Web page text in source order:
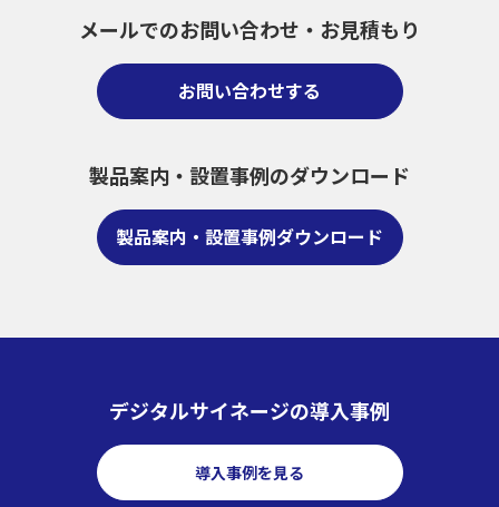
メールでのお問い合わせ・ お見積もり
お問い合わせする
製品案内・設置事例のダウンロード
製品案内・設置事例ダウンロード
デジタルサイネージの導入事例
導入事例を見る